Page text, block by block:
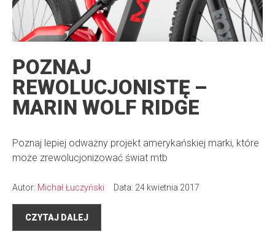
POZNAJ
REWOLUCJONISTĘ –
MARIN WOLF RIDGE
Poznaj lepiej odważny projekt amerykańskiej marki, które
może zrewolucjonizować świat mtb
Autor: Michał Łuczyński Data: 24 kwietnia 2017
CZYTAJ DALEJ